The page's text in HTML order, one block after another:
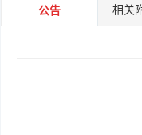
公告 相关